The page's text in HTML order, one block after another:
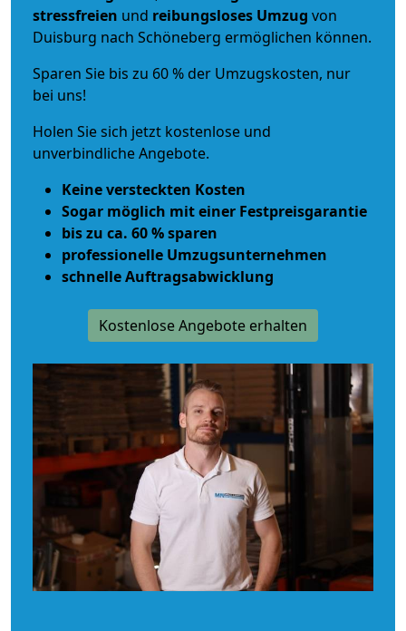
stressfreien und reibungsloses Umzug von
Duisburg nach Schöneberg ermöglichen können.
Sparen Sie bis zu 60 % der Umzugskosten, nur
bei uns!
Holen Sie sich jetzt kostenlose und
unverbindliche Angebote.
Keine versteckten Kosten
Sogar möglich mit einer Festpreisgarantie
bis zu ca. 60 % sparen
professionelle Umzugsunternehmen
schnelle Auftragsabwicklung
Kostenlose Angebote erhalten